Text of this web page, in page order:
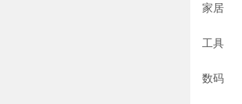
家居
工具
数码